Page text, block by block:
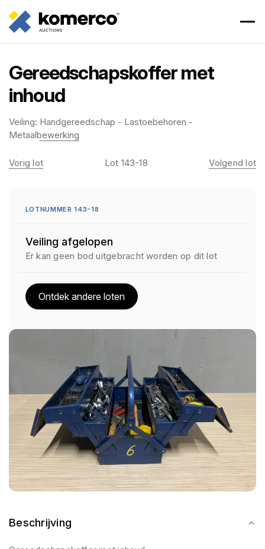
Gereedschapskoffer met
inhoud
Veiling: Handgereedschap - Lastoebehoren -
Metaalbewerking
Beschrijving
Vorig lot Lot 143-18 Volgend lot
LOTNUMMER 143-18
Veiling afgelopen
Er kan geen bod uitgebracht worden op dit lot
Ontdek andere loten